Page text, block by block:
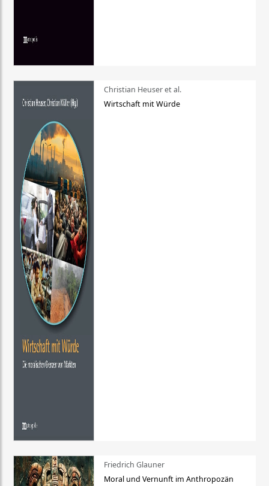
Christian Heuser et al.
Wirtschaft mit Würde
Friedrich Glauner
Moral und Vernunft im Anthropozän